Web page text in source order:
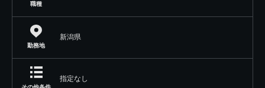
職種
勤務地
新潟県
指定なし